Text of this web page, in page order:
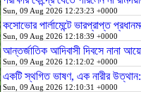
Sun, 09 Aug 2026 12:23:23 +0000
কসোভোর পার্লামেন্টে ভারপ্রাপ্ত
Sun, 09 Aug 2026 12:18:39 +0000
আন্তর্জাতিক আদিবাসী দিবসে নানা
Sun, 09 Aug 2026 12:12:02 +0000
একটি স্থগিত ভাষণ, এক নারীর
Sun, 09 Aug 2026 12:10:31 +0000